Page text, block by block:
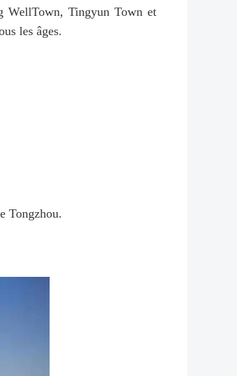
WellTown, Tingyun Town et
les âges.
Tongzhou.